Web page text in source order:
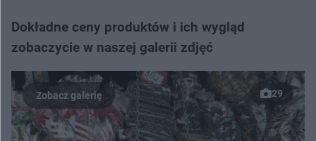
Dokładne ceny produktów i ich wygląd
zobaczycie w naszej galerii zdjęć
29